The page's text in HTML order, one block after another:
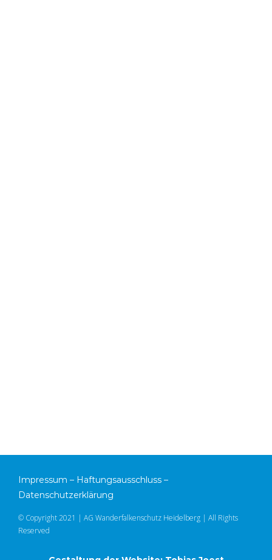
Impressum – Haftungsausschluss –
Datenschutzerklärung
© Copyright 2021 | AG Wanderfalkenschutz Heidelberg | All Rights
Reserved